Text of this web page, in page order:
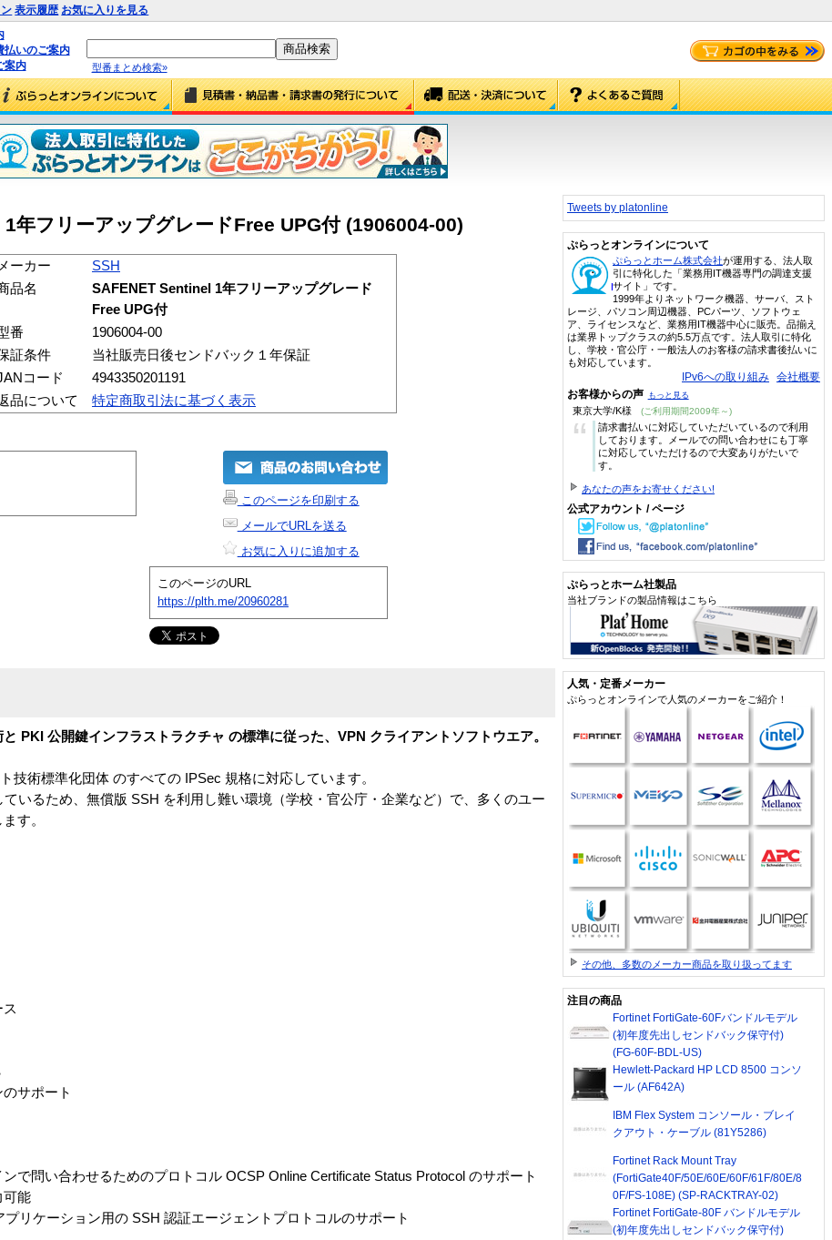
表示履歴 お気に入りを見る
払いのご案内
案内
型番まとめ検索»
年フリーアップグレードFree UPG付 (1906004-00)
メーカー
SSH
品名
SAFENET Sentinel 1年フリーアップグレード
Free UPG付
番
1906004-00
証条件
当社販売日後センドバック１年保証
コード
4943350201191
品について
特定商取引法に基づく表示
このページを印刷する
メールでURLを送る
お気に入りに追加する
このページのURL
https://plth.me/20960281
PKI 公開鍵インフラストラクチャ の標準に従った、VPN クライアントソフトウエア。
技術標準化団体 のすべての IPSec 規格に対応しています。
ているため、無償版 SSH を利用し難い環境（学校・官公庁・企業など）で、多くのユー
す。
サポート
で問い合わせるためのプロトコル OCSP Online Certificate Status Protocol のサポート
可能
リケーション用の SSH 認証エージェントプロトコルのサポート
Tweets by platonline
ぷらっとオンラインについて
ぷらっとホーム株式会社が運用する、法人取
引に特化した「業務用IT機器専門の調達支援
サイト」です。
1999年よりネットワーク機器、サーバ、スト
レージ、パソコン周辺機器、PCパーツ、ソフトウェ
ア、ライセンスなど、業務用IT機器中心に販売。品揃え
は業界トップクラスの約5.5万点です。法人取引に特化
し、学校・官公庁・一般法人のお客様の請求書後払いに
も対応しています。
IPv6への取り組み 会社概要
お客様からの声 もっと見る
東京大学/K様 (ご利用期間2009年～)
“
請求書払いに対応していただいているので利用
しております。メールでの問い合わせにも丁寧
に対応していただけるので大変ありがたいで
す。
あなたの声をお寄せください!
公式アカウント / ページ
ぷらっとホーム社製品
当社ブランドの製品情報はこちら
人気・定番メーカー
ぷらっとオンラインで人気のメーカーをご紹介！
その他、多数のメーカー商品を取り扱ってます
注目の商品
Fortinet FortiGate-60Fバンドルモデル
(初年度先出しセンドバック保守付)
(FG-60F-BDL-US)
Hewlett-Packard HP LCD 8500 コンソ
ール (AF642A)
IBM Flex System コンソール・ブレイ
クアウト・ケーブル (81Y5286)
Fortinet Rack Mount Tray
(FortiGate40F/50E/60E/60F/61F/80E/8
0F/FS-108E) (SP-RACKTRAY-02)
Fortinet FortiGate-80F バンドルモデル
(初年度先出しセンドバック保守付)